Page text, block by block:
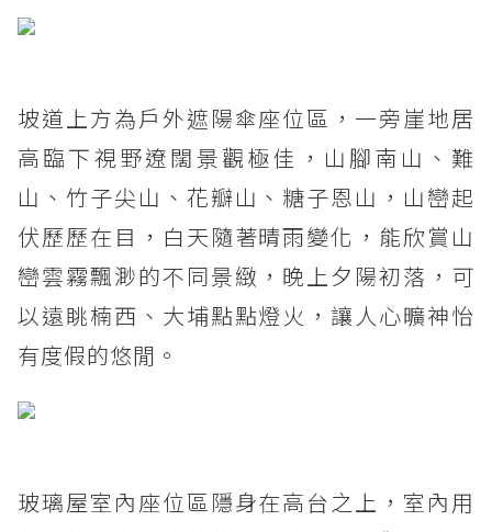
坡道上方為戶外遮陽傘座位區，一旁崖地居
高臨下視野遼闊景觀極佳，山腳南山、難
山、竹子尖山、花瓣山、糖子恩山，山巒起
伏歷歷在目，白天隨著晴雨變化，能欣賞山
巒雲霧飄渺的不同景緻，晚上夕陽初落，可
以遠眺楠西、大埔點點燈火，讓人心曠神怡
有度假的悠閒。
玻璃屋室內座位區隱身在高台之上，室內用